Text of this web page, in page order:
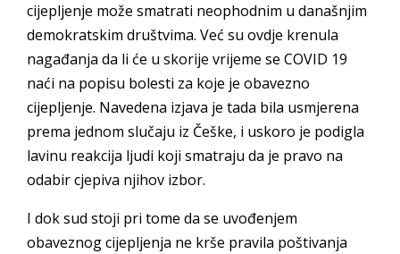
cijepljenje može smatrati neophodnim u današnjim
demokratskim društvima. Već su ovdje krenula
nagađanja da li će u skorije vrijeme se COVID 19
naći na popisu bolesti za koje je obavezno
cijepljenje. Navedena izjava je tada bila usmjerena
prema jednom slučaju iz Češke, i uskoro je podigla
lavinu reakcija ljudi koji smatraju da je pravo na
odabir cjepiva njihov izbor.
I dok sud stoji pri tome da se uvođenjem
obaveznog cijepljenja ne krše pravila poštivanja